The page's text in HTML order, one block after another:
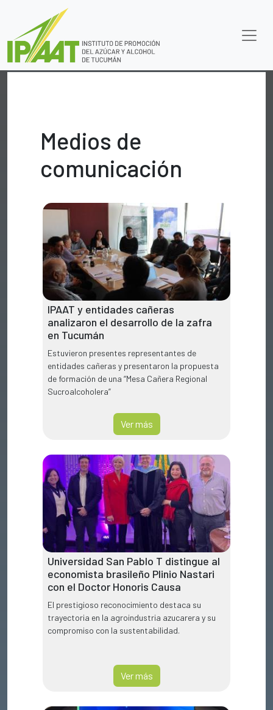
Medios de
comunicación
IPAAT y entidades cañeras
analizaron el desarrollo de la zafra
en Tucumán
Estuvieron presentes representantes de
entidades cañeras y presentaron la propuesta
de formación de una “Mesa Cañera Regional
Sucroalcoholera”
Ver más
Universidad San Pablo T distingue al
economista brasileño Plinio Nastari
con el Doctor Honoris Causa
El prestigioso reconocimiento destaca su
trayectoria en la agroindustria azucarera y su
compromiso con la sustentabilidad.
Ver más